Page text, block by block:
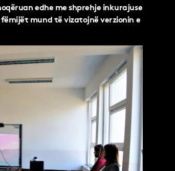
edhe me shprehje inkurajuse
fëmijët mund të vizatojnë verzionin e